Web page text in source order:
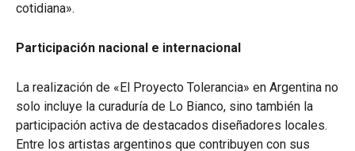
cotidiana».
Participación nacional e internacional
La realización de «El Proyecto Tolerancia» en Argentina no
solo incluye la curaduría de Lo Bianco, sino también la
participación activa de destacados diseñadores locales.
Entre los artistas argentinos que contribuyen con sus